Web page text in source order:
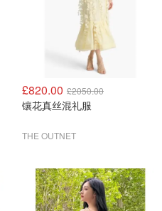
£820.00 £2050.00
镶花真丝混礼服
THE OUTNET